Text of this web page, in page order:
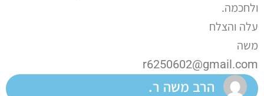
ולחכמה.
עלה והצלח
משה
r6250602@gmail.com
הרב משה ר.